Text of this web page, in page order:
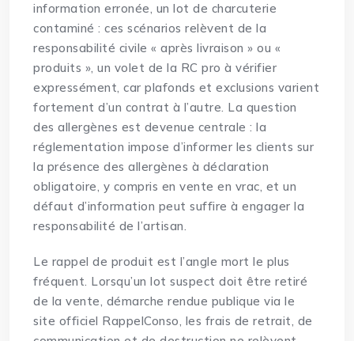
information erronée, un lot de charcuterie
contaminé : ces scénarios relèvent de la
responsabilité civile « après livraison » ou «
produits », un volet de la RC pro à vérifier
expressément, car plafonds et exclusions varient
fortement d’un contrat à l’autre. La question
des allergènes est devenue centrale : la
réglementation impose d’informer les clients sur
la présence des allergènes à déclaration
obligatoire, y compris en vente en vrac, et un
défaut d’information peut suffire à engager la
responsabilité de l’artisan.
Le rappel de produit est l’angle mort le plus
fréquent. Lorsqu’un lot suspect doit être retiré
de la vente, démarche rendue publique via le
site officiel RappelConso, les frais de retrait, de